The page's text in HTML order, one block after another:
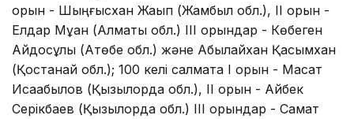
орын - Шыңғысхан Жақып (Жамбыл обл.), ІІ орын -
Елдар Мұқан (Алматы обл.) ІІІ орындар - Көбеген
Айдосұлы (Ақтөбе обл.) және Абылайхан Қасымхан
(Қостанай обл.); 100 келі салмақта І орын - Мақсат
Исақабылов (Қызылорда обл.), ІІ орын - Айбек
Серікбаев (Қызылорда обл.) ІІІ орындар - Самат